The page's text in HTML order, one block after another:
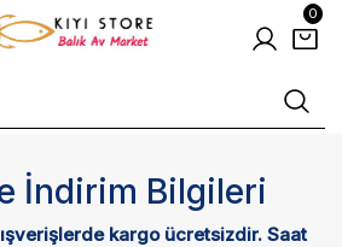
0
İndirim Bilgileri
kargo ücretsizdir. Saat